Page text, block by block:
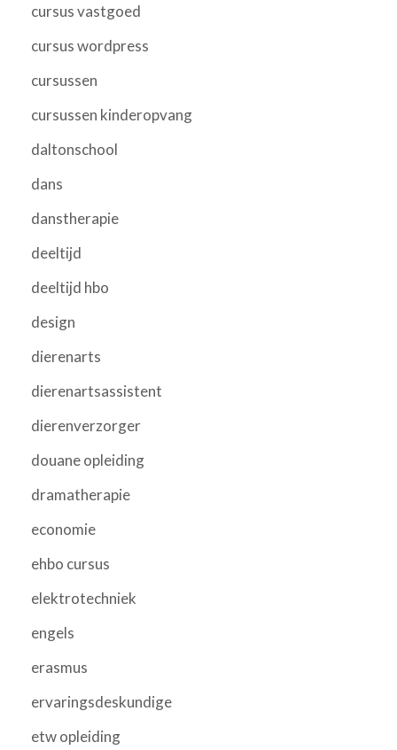
cursus vastgoed
cursus wordpress
cursussen
cursussen kinderopvang
daltonschool
dans
danstherapie
deeltijd
deeltijd hbo
design
dierenarts
dierenartsassistent
dierenverzorger
douane opleiding
dramatherapie
economie
ehbo cursus
elektrotechniek
engels
erasmus
ervaringsdeskundige
etw opleiding